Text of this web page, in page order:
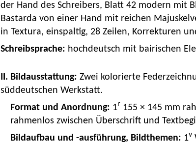
der Hand des Schreibers, Blatt 42 modern mit
Bastarda von einer Hand mit reichen
in Textura, einspaltig, 28 Zeilen, Korrekturen
Schreibsprache: hochdeutsch mit bairischen
II. Bildausstattung: Zwei kolorierte
süddeutschen Werkstatt.
Format und Anordnung: 1r 155 × 145 mm
rahmenlos zwischen Überschrift und
Bildaufbau und -ausführung, Bildthemen: 1v